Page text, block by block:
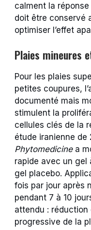
calment la
doit être conservé
optimiser l’effet
Plaies mineures
Pour les plaies
petites coupures,
documenté mais
stimulent la
cellules clés de la
étude iranienne de
Phytomedicinea
rapide avec un gel
gel placebo.
fois par jour après
pendant 7 à 10
attendu :
progressive de la